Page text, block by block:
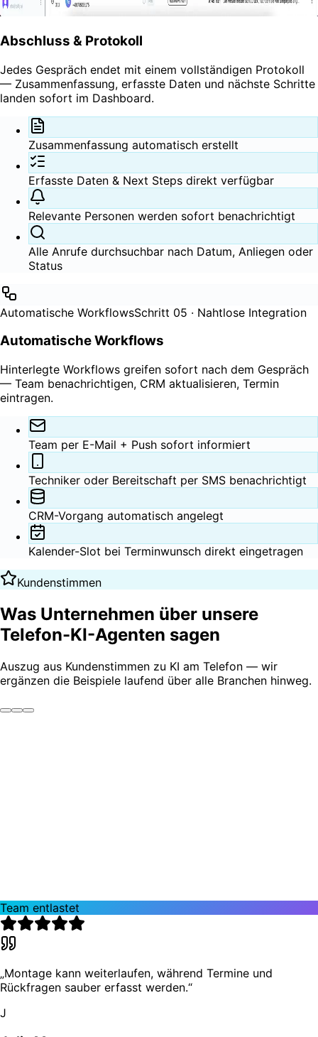
Abschluss & Protokoll
Jedes Gespräch endet mit einem vollständigen Protokoll
— Zusammenfassung, erfasste Daten und nächste Schritte
landen sofort im Dashboard.
Zusammenfassung automatisch erstellt
Erfasste Daten & Next Steps direkt verfügbar
Relevante Personen werden sofort benachrichtigt
Alle Anrufe durchsuchbar nach Datum, Anliegen oder
Status
Automatische WorkflowsSchritt 05 · Nahtlose Integration
Automatische Workflows
Hinterlegte Workflows greifen sofort nach dem Gespräch
— Team benachrichtigen, CRM aktualisieren, Termin
eintragen.
Team per E-Mail + Push sofort informiert
Techniker oder Bereitschaft per SMS benachrichtigt
CRM-Vorgang automatisch angelegt
Kalender-Slot bei Terminwunsch direkt eingetragen
Kundenstimmen
Was Unternehmen über unsere
Telefon-KI-Agenten sagen
Auszug aus Kundenstimmen zu KI am Telefon — wir
ergänzen die Beispiele laufend über alle Branchen hinweg.
Team entlastet
„Montage kann weiterlaufen, während Termine und
Rückfragen sauber erfasst werden.“
J